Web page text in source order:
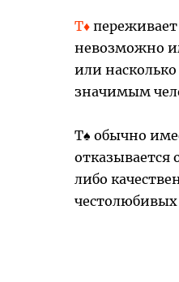
Т♦
невозможно
или
значимым
Т♠ обычно
отказывается
либо
честолюбивых